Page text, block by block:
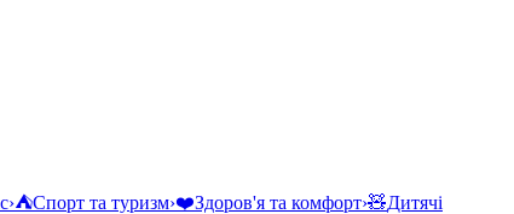
›⛺Спорт та туризм›❤️Здоров'я та комфорт›🧸Дитячі